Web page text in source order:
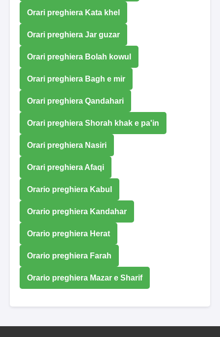
Orari preghiera Kata khel
Orari preghiera Jar guzar
Orari preghiera Bolah kowul
Orari preghiera Bagh e mir
Orari preghiera Qandahari
Orari preghiera Shorah khak e pa'in
Orari preghiera Nasiri
Orari preghiera Afaqi
Orario preghiera Kabul
Orario preghiera Kandahar
Orario preghiera Herat
Orario preghiera Farah
Orario preghiera Mazar e Sharif